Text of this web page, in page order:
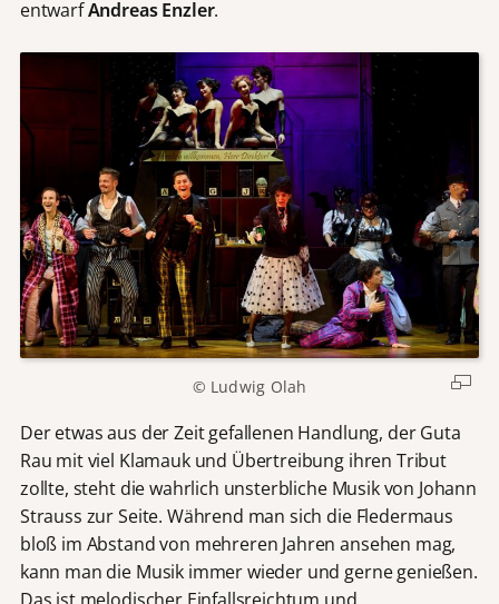
entwarfAndreas Enzler.
© Ludwig Olah
Der etwas aus der Zeit gefallenen Handlung, der Guta
Rau mit viel Klamauk und Übertreibung ihren Tribut
zollte, steht die wahrlich unsterbliche Musik von Johann
Strauss zur Seite. Während man sich die Fledermaus
bloß im Abstand von mehreren Jahren ansehen mag,
kann man die Musik immer wieder und gerne genießen.